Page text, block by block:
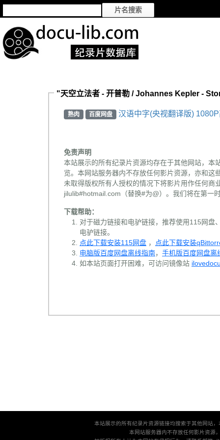
"天空立法者 - 开普勒 / Johannes Kepler -
熟肉 百度网盘 汉语中字(央视翻译版)
免责声明
本站展示的所有纪录片资源均存在于其他网站，本
览。本网站服务器内不存放任何影片资源，亦和
未取得版权所有人授权的情况下将影片用作任何
jilulib#hotmail.com（替换#为@）。我们将在第一
下载帮助：
对于磁力链接和电驴链接，推荐使用115网盘
电驴链接。
点此下载安装115网盘 ，
点此下载安装
电脑版百度网盘离线指南， 手机版百度网盘离
如本站页面打开困难，可访问镜像站
本站展示的所有纪录片资源链接均搜索于其他网站
本网站服务器内不存放任何影片资源